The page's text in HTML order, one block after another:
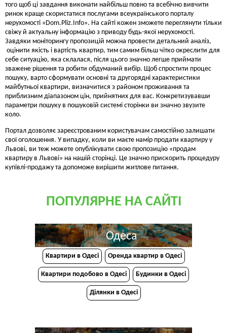
того щоб ці завдання виконати найбільш повно та всебічно вивчити
ринок краще скористатися послугами всеукраїнського порталу
нерухомості «Dom.Pliz.Info». На сайті кожен зможете переглянути тільки
свіжу й актуальну інформацію з приводу будь-якої нерухомості.
Завдяки моніторингу пропозицій можна провести детальний аналіз,
оцінити якість і вартість квартир, тим самим більш чітко окреслити для
себе ситуацію, яка склалася, після цього значно легше приймати
зважене рішення та робити обдуманий вибір. Щоб спростити процес
пошуку, варто сформувати основні та другорядні характеристики
майбутньої квартири, визначитися з районом проживання та
приблизним діапазоном цін, прийнятних для вас. Конкретизувавши
параметри пошуку в пошуковій системі сторінки ви значно звузите
коло.
Портал дозволяє зареєстрованим користувачам самостійно залишати
свої оголошення. У випадку, коли ви маєте намір продати квартиру у
Львові, ви теж можете опублікувати свою пропозицію «продам
квартиру в Львові» на нашій сторінці. Це значно прискорить процедуру
купівлі-продажу та допоможе вирішити житлове питання.
ПОПУЛЯРНЕ НА САЙТІ
Одеса
Квартири в Одесі Оренда квартир в Одесі
Квартири подобово в Одесі Будинки в Одесі
Ділянки в Одесі